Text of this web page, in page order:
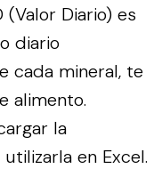
(Valor Diario) es
diario
cada mineral, te
alimento.
la
en Excel.